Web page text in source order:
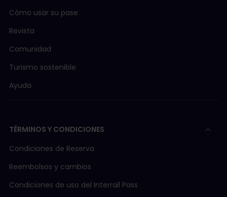
Cómo usar su pase
Revista
Comunidad
Turismo sostenible
Ayuda
TÉRMINOS Y CONDICIONES
Condiciones de Reserva
Reembolsos y cambios
Condiciones de uso del Interrail Pass